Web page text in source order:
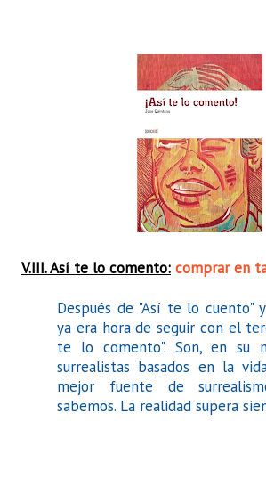
V.III. Así te lo comento: comprar en
Después de "Así te lo cuento"
ya era hora de seguir con el
te lo comento". Son, en su
surrealistas basados en la
mejor fuente de
sabemos. La realidad supera